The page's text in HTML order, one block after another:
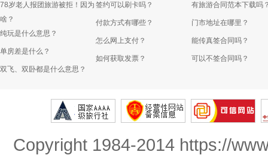
78岁老人报团旅游被拒！因为
啥？
纯玩是什么意思？
单房差是什么？
双飞、双卧都是什么意思？
签约可以刷卡吗？
付款方式有哪些？
怎么网上支付？
如何获取发票？
有旅游合同范本下载吗
门市地址在哪里？
能传真签合同吗？
可以不签合同吗？
Copyright 1984-2014 https://